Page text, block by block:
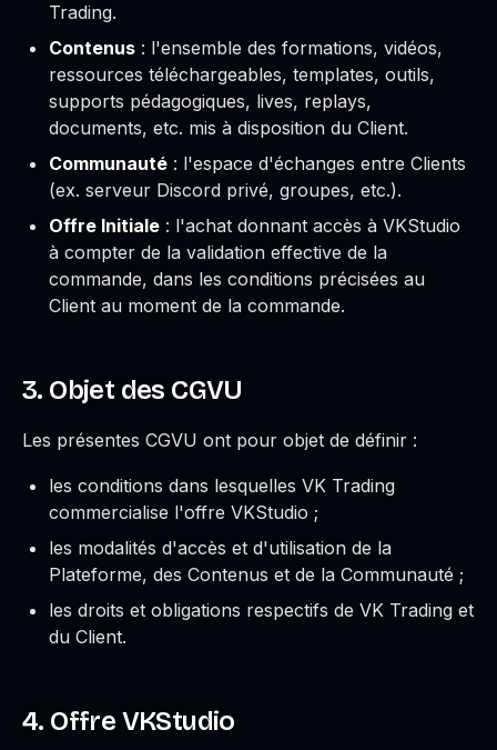
Trading.
Contenus : l'ensemble des formations, vidéos,
ressources téléchargeables, templates, outils,
supports pédagogiques, lives, replays,
documents, etc. mis à disposition du Client.
Communauté : l'espace d'échanges entre Clients
(ex. serveur Discord privé, groupes, etc.).
Offre Initiale : l'achat donnant accès à VKStudio
à compter de la validation effective de la
commande, dans les conditions précisées au
Client au moment de la commande.
3. Objet des CGVU
Les présentes CGVU ont pour objet de définir :
les conditions dans lesquelles VK Trading
commercialise l'offre VKStudio ;
les modalités d'accès et d'utilisation de la
Plateforme, des Contenus et de la Communauté ;
les droits et obligations respectifs de VK Trading et
du Client.
4. Offre VKStudio